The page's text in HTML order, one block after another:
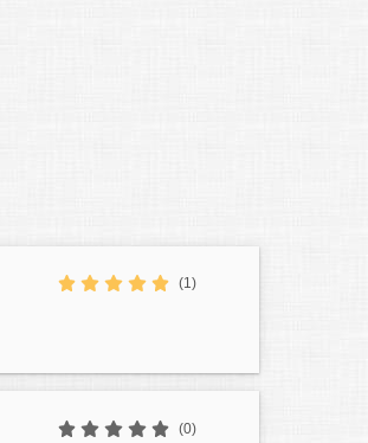
(1)
(0)